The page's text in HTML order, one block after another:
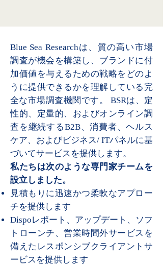
Blue Sea Researchは、質の高い市場
調査が機会を構築し、ブランドに付
加価値を与えるための戦略をどのよ
うに提供できるかを理解している完
全な市場調査機関です。 BSRは、定
性的、定量的、およびオンライン調
査を継続するB2B、消費者、ヘルス
ケア、およびビジネス/ ITパネルに基
づいてサービスを提供します。
私たちは次のような専門家チームを
設立しました。
見積もりに迅速かつ柔軟なアプロー
チを提供します
Dispoレポート、アップデート、ソフ
トローンチ、営業時間外サービスを
備えたレスポンシブクライアントサ
ービスを提供します